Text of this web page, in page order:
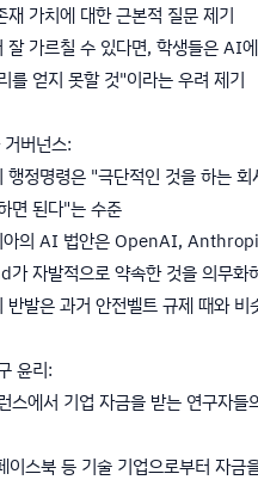
재 가치에 대한 근본적 질문 제기
가르칠 수 있다면, 학생들은 AI
를 얻지 못할 것"이라는 우려 제기
버넌스:
행정명령은 "극단적인 것을 하는 회
면 된다"는 수준
아의 AI 법안은 OpenAI,
자발적으로 약속한 것을 의무화
반발은 과거 안전벨트 규제 때와 비
윤리:
스에서 기업 자금을 받는 연구자들
스북 등 기술 기업으로부터 자금